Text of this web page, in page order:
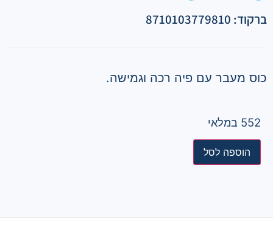
ברקוד: 8710103779810
כוס מעבר עם פיה רכה וגמישה.
552 במלאי
הוספה לסל